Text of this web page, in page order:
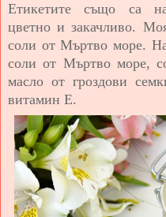
Етикетите също са
цветно и закачливо.
соли от Мъртво море.
соли от Мъртво море,
масло от гроздови
витамин Е.